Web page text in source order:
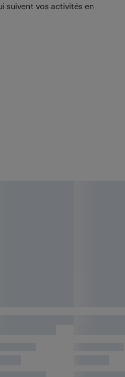
suivent vos activités en